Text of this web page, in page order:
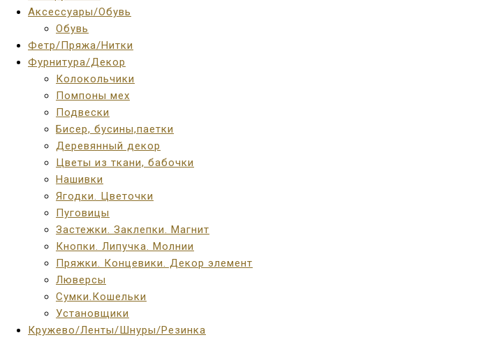
Аксессуары/Обувь
Обувь
Фетр/Пряжа/Нитки
Фурнитура/Декор
Колокольчики
Помпоны мех
Подвески
Бисер, бусины,паетки
Деревянный декор
Цветы из ткани, бабочки
Нашивки
Ягодки. Цветочки
Пуговицы
Застежки. Заклепки. Магнит
Кнопки. Липучка. Молнии
Пряжки. Концевики. Декор элемент
Люверсы
Сумки.Кошельки
Установщики
Кружево/Ленты/Шнуры/Резинка